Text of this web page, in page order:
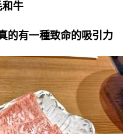
和牛
的有一種致命的吸引力